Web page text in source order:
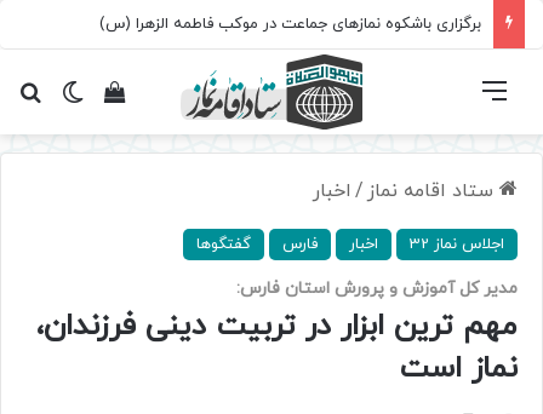
برگزاری باشکوه نمازهای جماعت در موکب فاطمه الزهرا (س)
تغییرمشاهده فهرست
ستاد اقامه نماز / اخبار
اجلاس نماز 32 اخبار فارس گفتگوها
مدیر کل آموزش و پرورش استان فارس:
مهم ترین ابزار در تربیت دینی فرزندان،
نماز است